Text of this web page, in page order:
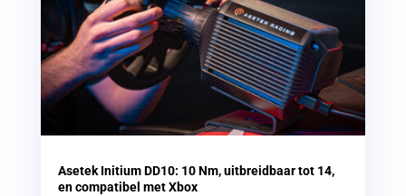
Asetek Initium DD10: 10 Nm, uitbreidbaar tot 14,
en compatibel met Xbox